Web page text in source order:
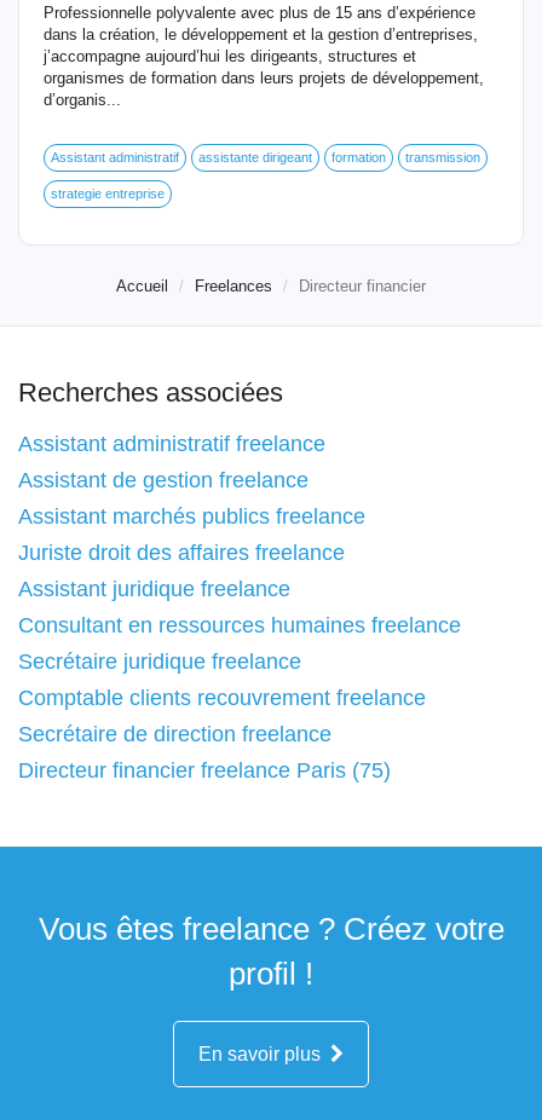
Professionnelle polyvalente avec plus de 15 ans d’expérience
dans la création, le développement et la gestion d’entreprises,
j’accompagne aujourd’hui les dirigeants, structures et
organismes de formation dans leurs projets de développement,
d’organis...
Assistant administratif assistante dirigeant formation transmission
strategie entreprise
Accueil Freelances Directeur financier
Recherches associées
Assistant administratif freelance
Assistant de gestion freelance
Assistant marchés publics freelance
Juriste droit des affaires freelance
Assistant juridique freelance
Consultant en ressources humaines freelance
Secrétaire juridique freelance
Comptable clients recouvrement freelance
Secrétaire de direction freelance
Directeur financier freelance Paris (75)
Vous êtes freelance ? Créez votre
profil !
En savoir plus